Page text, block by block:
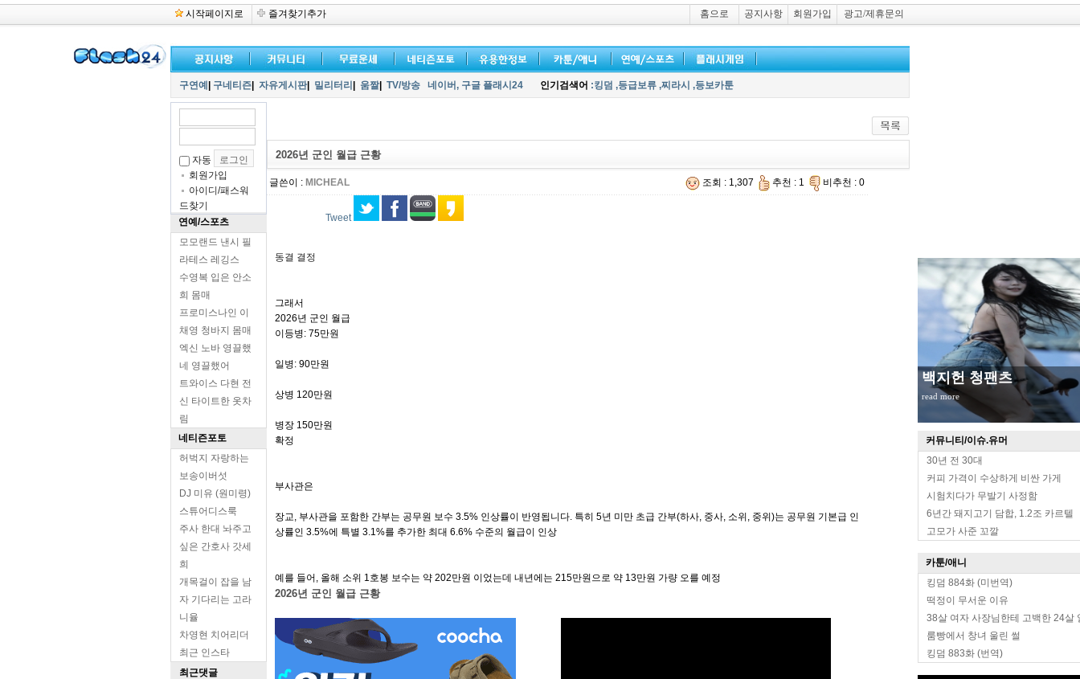
시작페이지로 즐겨찾기추가 홈으로 공지사항 회원가입 광고/제휴문의
백지헌 청팬츠
read more
커뮤니티/이슈.유머
30년 전 30대
커피 가격이 수상하게 비싼 가게
시험치다가 무발기 사정함
6년간 돼지고기 담합, 1.2조 카르텔
고모가 사준 꼬깔
카툰/애니
킹덤 884화 (미번역)
떡정이 무서운 이유
38살 여자 사장님한테 고백한 24살
룸빵에서 창녀 울린 썰
킹덤 883화 (번역)
구연예 구네티즌 자유게시판| 밀리터리 움짤| TV/방송 네이버, 구글 플래시24 인기검색어 :킹덤 ,등급보류 ,찌라시 ,등보카툰
자동
회원가입
아이디/패스워
드찾기
연예/스포츠
모모랜드 낸시 필
라테스 레깅스
수영복 입은 안소
희 몸매
프로미스나인 이
채영 청바지 몸매
엑신 노바 영끌했
네 영끌했어
트와이스 다현 전
신 타이트한 옷차
림
네티즌포토
허벅지 자랑하는
보송이버섯
DJ 미유 (원미령)
스튜어디스룩
주사 한대 놔주고
싶은 간호사 갓세
희
개목걸이 잡을 남
자 기다리는 고라
니율
차영현 치어리더
최근 인스타
최근댓글
2026년 군인 월급 근황
글쓴이 : MICHEAL 조회 : 1,307 추천 : 1 비추천 : 0
Tweet
동결 결정
그래서
2026년 군인 월급
이등병: 75만원
일병: 90만원
상병 120만원
병장 150만원
확정
부사관은
장교, 부사관을 포함한 간부는 공무원 보수 3.5% 인상률이 반영됩니다. 특히 5년 미만 초급 간부(하사, 중사, 소위, 중위)는 공무원 기본급 인
상률인 3.5%에 특별 3.1%를 추가한 최대 6.6% 수준의 월급이 인상
예를 들어, 올해 소위 1호봉 보수는 약 202만원 이었는데 내년에는 215만원으로 약 13만원 가량 오를 예정
2026년 군인 월급 근황